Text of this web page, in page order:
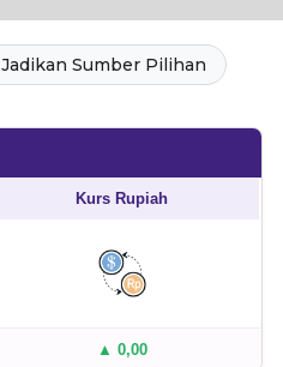
Jadikan Sumber Pilihan
Kurs Rupiah
▲ 0,00